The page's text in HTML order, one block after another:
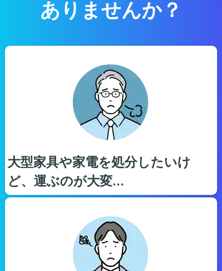
ありませんか？
大型家具や家電を処分したいけ
ど、運ぶのが大変…